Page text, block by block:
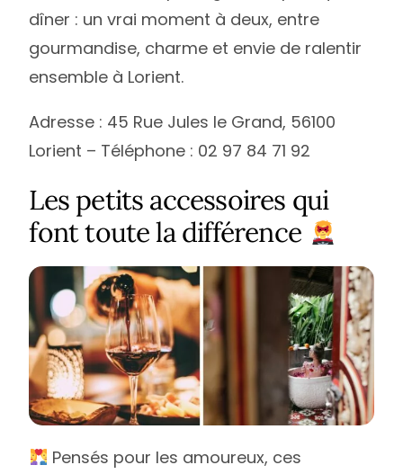
dîner : un vrai moment à deux, entre
gourmandise, charme et envie de ralentir
ensemble à Lorient.
Adresse : 45 Rue Jules le Grand, 56100
Lorient – Téléphone : 02 97 84 71 92
Les petits accessoires qui
font toute la différence
Pensés pour les amoureux, ces